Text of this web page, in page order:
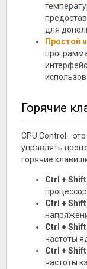
для
Простой
Горячие
CPU Control -
управлять
горячие
Ctrl + Shift
Ctrl + Shift
Ctrl + Shift
частоты
Ctrl + Shift
частоты